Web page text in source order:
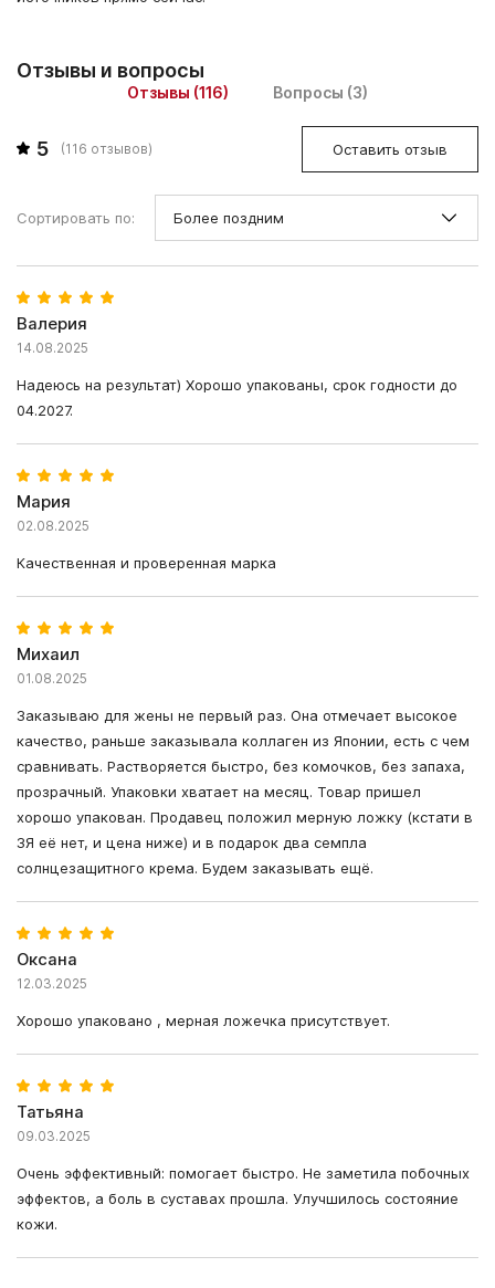
Отзывы и вопросы
Отзывы (116) Вопросы (3)
5 (116 отзывов) Оставить отзыв
Сортировать по:
Валерия
14.08.2025
Надеюсь на результат) Хорошо упакованы, срок годности до
04.2027.
Мария
02.08.2025
Качественная и проверенная марка
Михаил
01.08.2025
Заказываю для жены не первый раз. Она отмечает высокое
качество, раньше заказывала коллаген из Японии, есть с чем
сравнивать. Растворяется быстро, без комочков, без запаха,
прозрачный. Упаковки хватает на месяц. Товар пришел
хорошо упакован. Продавец положил мерную ложку (кстати в
ЗЯ её нет, и цена ниже) и в подарок два семпла
солнцезащитного крема. Будем заказывать ещё.
Оксана
12.03.2025
Хорошо упаковано , мерная ложечка присутствует.
Татьяна
09.03.2025
Очень эффективный: помогает быстро. Не заметила побочных
эффектов, а боль в суставах прошла. Улучшилось состояние
кожи.